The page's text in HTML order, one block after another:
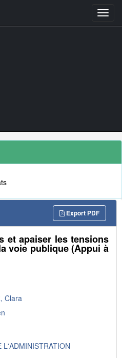
Export PDF
et apaiser les tensions
voie publique (Appui à
Clara
L'ADMINISTRATION